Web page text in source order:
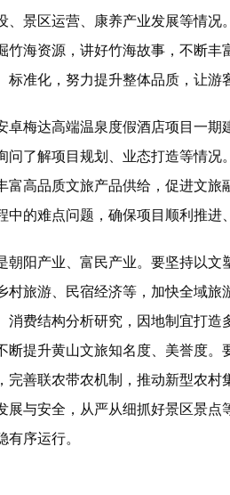
、景区运营、康养产业发展等情况
竹海资源，讲好竹海故事，不断丰
标准化，努力提升整体品质，让游
梅达高端温泉度假酒店项目一期
问了解项目规划、业态打造等情
富高品质文旅产品供给，促进文旅
的难点问题，确保项目顺利推进
阳产业、富民产业。要坚持以文
村旅游、民宿经济等，加快全域旅
消费结构分析研究，因地制宜打造
断提升黄山文旅知名度、美誉度。
完善联农带农机制，推动新型农村
展与安全，从严从细抓好景区景
序运行。